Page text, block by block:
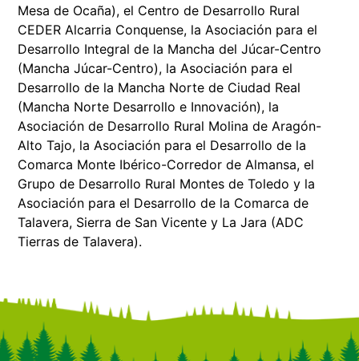
Mesa de Ocaña), el Centro de Desarrollo Rural
CEDER Alcarria Conquense, la Asociación para el
Desarrollo Integral de la Mancha del Júcar-Centro
(Mancha Júcar-Centro), la Asociación para el
Desarrollo de la Mancha Norte de Ciudad Real
(Mancha Norte Desarrollo e Innovación), la
Asociación de Desarrollo Rural Molina de Aragón-
Alto Tajo, la Asociación para el Desarrollo de la
Comarca Monte Ibérico-Corredor de Almansa, el
Grupo de Desarrollo Rural Montes de Toledo y la
Asociación para el Desarrollo de la Comarca de
Talavera, Sierra de San Vicente y La Jara (ADC
Tierras de Talavera).